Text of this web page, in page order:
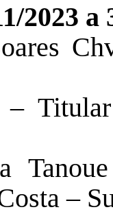
2023 a
–
–